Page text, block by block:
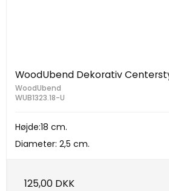
WoodUbend Dekorativ
WoodUbend
WUB1323.18-U
Højde:18 cm.
Diameter: 2,5 cm.
125,00 DKK